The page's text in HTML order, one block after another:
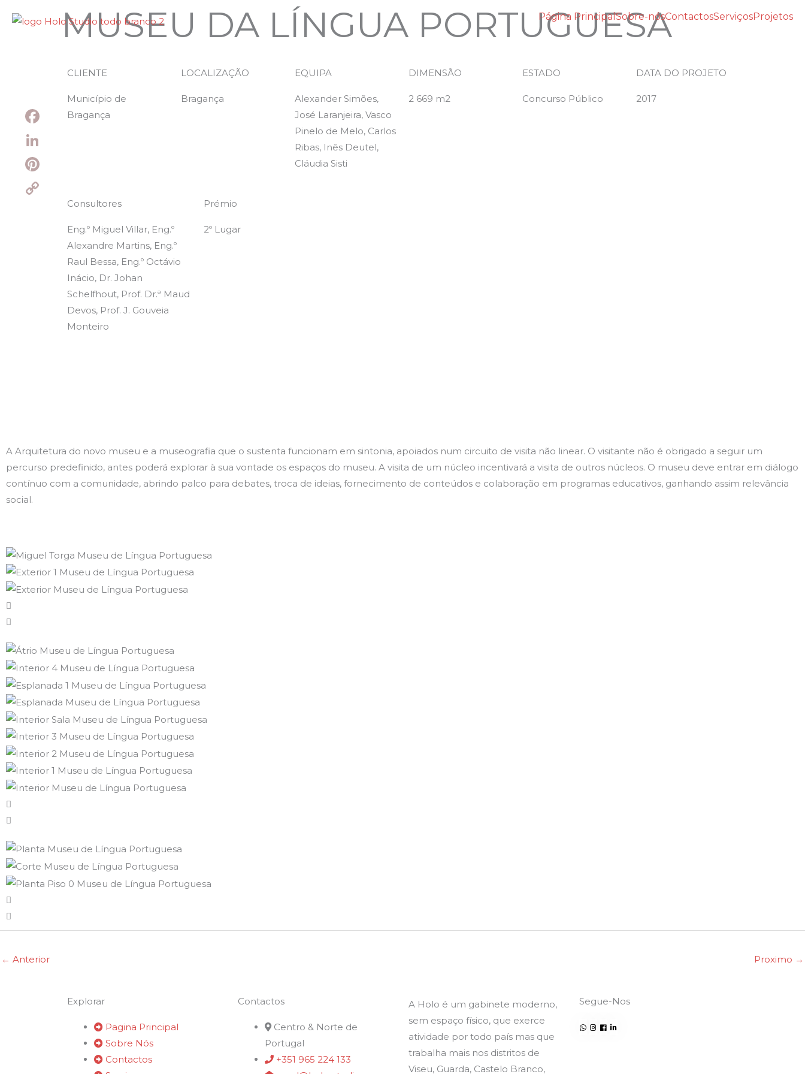
para
Página PrincipalSobre-nósContactosServiçosProjetos
MUSEU DA LÍNGUA PORTUGUESA
CLIENTE
Município de
Bragança
LOCALIZAÇÃO
Bragança
EQUIPA
Alexander Simões,
José Laranjeira, Vasco
Pinelo de Melo, Carlos
Ribas, Inês Deutel,
Cláudia Sisti
DIMENSÃO
2 669 m2
ESTADO
Concurso Público
DATA DO PROJETO
2017
Consultores
Eng.º Miguel Villar, Eng.º
Alexandre Martins, Eng.º
Raul Bessa, Eng.º Octávio
Inácio, Dr. Johan
Schelfhout, Prof. Dr.ª Maud
Devos, Prof. J. Gouveia
Monteiro
Prémio
2º Lugar
A Arquitetura do novo museu e a museografia que o sustenta funcionam em sintonia, apoiados num circuito de visita não linear. O visitante não é obrigado a seguir um
percurso predefinido, antes poderá explorar à sua vontade os espaços do museu. A visita de um núcleo incentivará a visita de outros núcleos. O museu deve entrar em diálogo
contínuo com a comunidade, abrindo palco para debates, troca de ideias, fornecimento de conteúdos e colaboração em programas educativos, ganhando assim relevância
social.
← Anterior Proximo →
Explorar
Pagina Principal
Sobre Nós
Contactos
Contactos
Centro & Norte de
Portugal
+351 965 224 133
A Holo é um gabinete moderno,
sem espaço físico, que exerce
atividade por todo país mas que
trabalha mais nos distritos de
Viseu, Guarda, Castelo Branco,
Segue-Nos
Facebook
LinkedIn
Pinterest